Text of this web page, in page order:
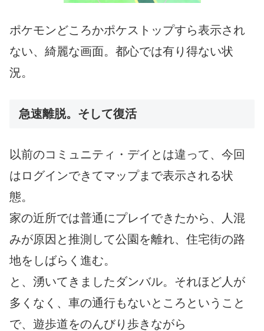
ポケモンどころかポケストップすら表示され
ない、綺麗な画面。都心では有り得ない状
況。
急速離脱。そして復活
以前のコミュニティ・デイとは違って、今回
はログインできてマップまで表示される状
態。
家の近所では普通にプレイできたから、人混
みが原因と推測して公園を離れ、住宅街の路
地をしばらく進む。
と、湧いてきましたダンバル。それほど人が
多くなく、車の通行もないところということ
で、遊歩道をのんびり歩きながら